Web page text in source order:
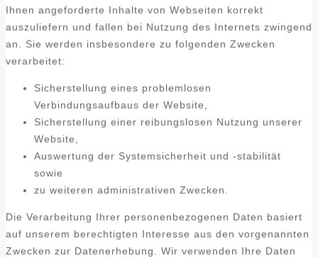
Ihnen angeforderte Inhalte von Webseiten korrekt
auszuliefern und fallen bei Nutzung des Internets zwingend
an. Sie werden insbesondere zu folgenden Zwecken
verarbeitet:
Sicherstellung eines problemlosen
Verbindungsaufbaus der Website,
Sicherstellung einer reibungslosen Nutzung unserer
Website,
Auswertung der Systemsicherheit und -stabilität
sowie
zu weiteren administrativen Zwecken.
Die Verarbeitung Ihrer personenbezogenen Daten basiert
auf unserem berechtigten Interesse aus den vorgenannten
Zwecken zur Datenerhebung. Wir verwenden Ihre Daten